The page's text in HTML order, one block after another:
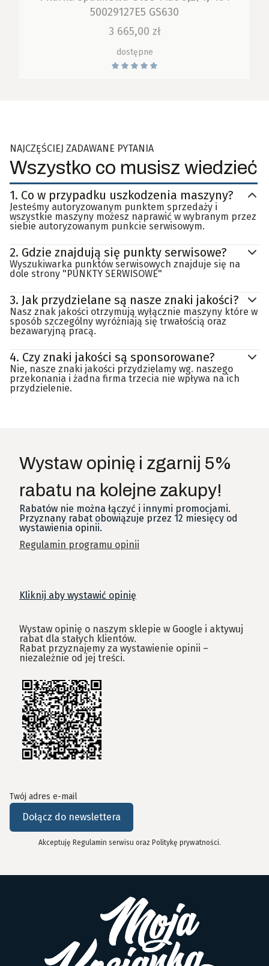
50029127E5 GS630
Cena
3 665,00 zł
dostępne
NAJCZĘŚCIEJ ZADAWANE PYTANIA
Wszystko co musisz wiedzieć
1. Co w przypadku uszkodzenia maszyny?
Jesteśmy autoryzowanym punktem sprzedaży i
wszystkie maszyny możesz naprawić w wybranym przez
siebie autoryzowanym punkcie serwisowym.
2. Gdzie znajdują się punkty serwisowe?
Wyszukiwarka punktów serwisowych znajduje się na
dole strony "PUNKTY SERWISOWE"
3. Jak przydzielane są nasze znaki jakości?
Nasz znak jakości otrzymują wyłącznie maszyny które w
sposób szczególny wyróżniają się trwałością oraz
bezawaryjną pracą.
4. Czy znaki jakości są sponsorowane?
Nie, nasze znaki jakości przydzielamy wg. naszego
przekonania i żadna firma trzecia nie wpływa na ich
przydzielenie.
Wystaw opinię i zgarnij 5%
rabatu na kolejne zakupy!
Rabatów nie można łączyć i innymi promocjami.
Przyznany rabat obowiązuje przez 12 miesięcy od
wystawienia opinii.
Regulamin programu opinii
Kliknij aby wystawić opinię
Wystaw opinię o naszym sklepie w Google i aktywuj
rabat dla stałych klientów.
Rabat przyznajemy za wystawienie opinii –
niezależnie od jej treści.
Twój adres e-mail
Dołącz do newslettera
Akceptuję Regulamin serwisu oraz Politykę prywatności.